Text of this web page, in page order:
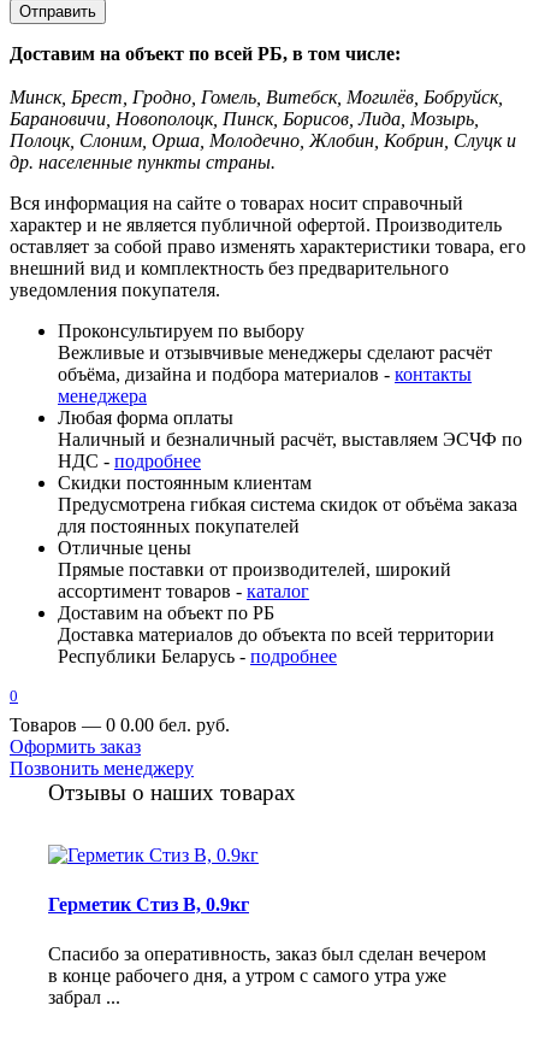
Доставим на объект по всей РБ, в том числе:
Минск, Брест, Гродно, Гомель, Витебск, Могилёв, Бобруйск,
Барановичи, Новополоцк, Пинск, Борисов, Лида, Мозырь,
Полоцк, Слоним, Орша, Молодечно, Жлобин, Кобрин, Слуцк и
др. населенные пункты страны.
Вся информация на сайте о товарах носит справочный
характер и не является публичной офертой. Производитель
оставляет за собой право изменять характеристики товара, его
внешний вид и комплектность без предварительного
уведомления покупателя.
Проконсультируем по выбору
Вежливые и отзывчивые менеджеры сделают расчёт
объёма, дизайна и подбора материалов - контакты
менеджера
Любая форма оплаты
Наличный и безналичный расчёт, выставляем ЭСЧФ по
НДС - подробнее
Скидки постоянным клиентам
Предусмотрена гибкая система скидок от объёма заказа
для постоянных покупателей
Отличные цены
Прямые поставки от производителей, широкий
ассортимент товаров - каталог
Доставим на объект по РБ
Доставка материалов до объекта по всей территории
Республики Беларусь - подробнее
0
Товаров — 0 0.00 бел. руб.
Оформить заказ
Позвонить менеджеру
Отзывы о наших товарах
Герметик Стиз В, 0.9кг
Спасибо за оперативность, заказ был сделан вечером
в конце рабочего дня, а утром с самого утра уже
забрал ...